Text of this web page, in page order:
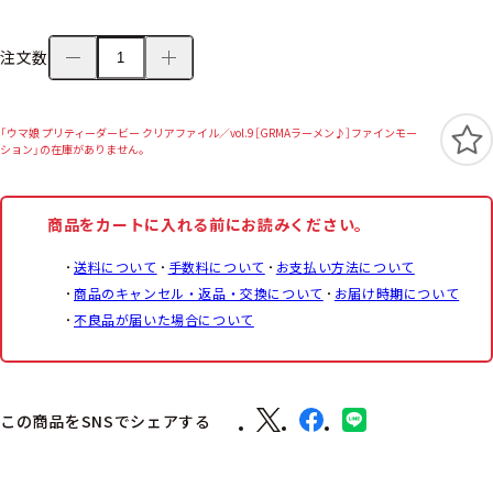
注文数
「ウマ娘 プリティーダービー クリアファイル／vol.9［GRMAラーメン♪］ファインモー
ション」の在庫がありません。
商品をカートに入れる前にお読みください。
送料について 手数料について
お支払い方法について
商品のキャンセル・返品・交換について
お届け時期について
不良品が届いた場合について
この商品をSNSでシェアする